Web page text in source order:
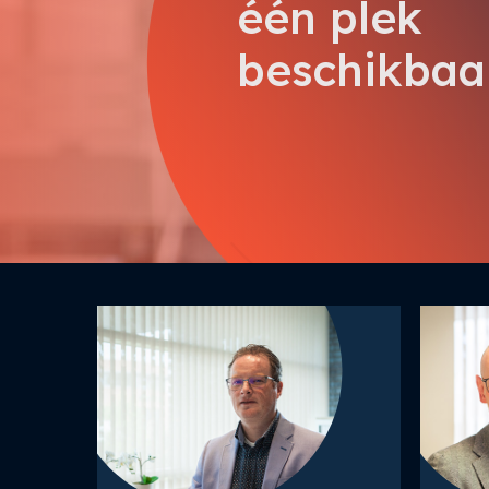
één plek